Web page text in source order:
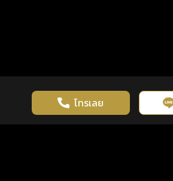
โทรเลย
เว็บไซต์นี้มีการใช้งานคุกกี้ เพื่อเพิ่มประสิทธิภาพและ
ในการใช้งานเว็บไซต์ นโยบายความเป็นส่ว
รู้ก่อน พร้อมกว่า ทุกจังหวะชีวิต